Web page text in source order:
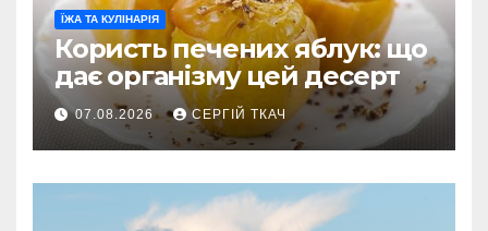
ЇЖА ТА КУЛІНАРІЯ
Користь печених яблук: що
дає організму цей десерт
07.08.2026 СЕРГІЙ ТКАЧ